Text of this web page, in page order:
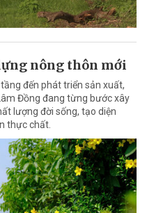
nông thôn mới
đến phát triển sản xuất,
Đồng đang từng bước xây
lượng đời sống, tạo diện
thực chất.